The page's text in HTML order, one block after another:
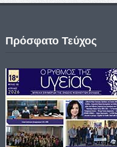
Πρόσφατο Τεύχος